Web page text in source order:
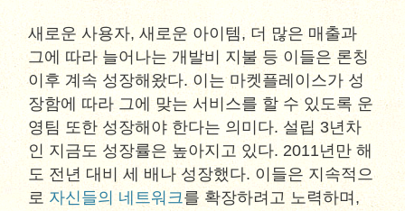
새로운 사용자, 새로운 아이템, 더 많은 매출과
그에 따라 늘어나는 개발비 지불 등 이들은 론칭
이후 계속 성장해왔다. 이는 마켓플레이스가 성
장함에 따라 그에 맞는 서비스를 할 수 있도록 운
영팀 또한 성장해야 한다는 의미다. 설립 3년차
인 지금도 성장률은 높아지고 있다. 2011년만 해
도 전년 대비 세 배나 성장했다. 이들은 지속적으
로 자신들의 네트워크를 확장하려고 노력하며,